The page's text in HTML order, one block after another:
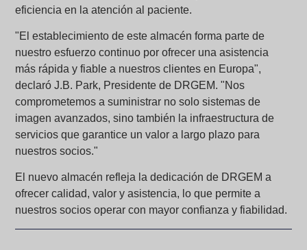
eficiencia en la atención al paciente.
"El establecimiento de este almacén forma parte de
nuestro esfuerzo continuo por ofrecer una asistencia
más rápida y fiable a nuestros clientes en Europa",
declaró J.B. Park, Presidente de DRGEM. "Nos
comprometemos a suministrar no solo sistemas de
imagen avanzados, sino también la infraestructura de
servicios que garantice un valor a largo plazo para
nuestros socios."
El nuevo almacén refleja la dedicación de DRGEM a
ofrecer calidad, valor y asistencia, lo que permite a
nuestros socios operar con mayor confianza y fiabilidad.